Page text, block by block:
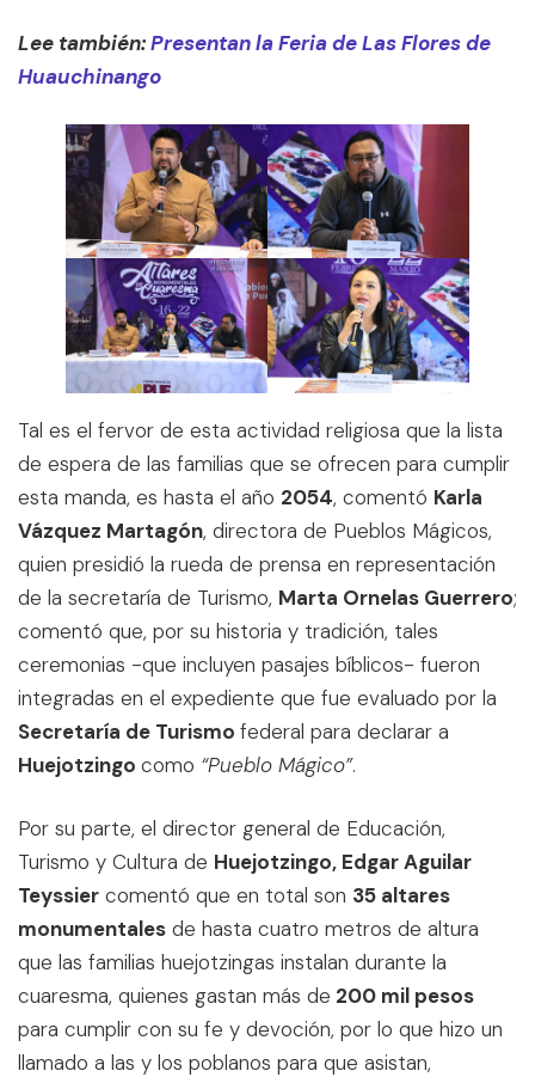
Lee también:Presentan la Feria de Las Flores de
Huauchinango
Tal es el fervor de esta actividad religiosa que la lista
de espera de las familias que se ofrecen para cumplir
esta manda, es hasta el año 2054, comentó Karla
Vázquez Martagón, directora de Pueblos Mágicos,
quien presidió la rueda de prensa en representación
de la secretaría de Turismo, Marta Ornelas Guerrero;
comentó que, por su historia y tradición, tales
ceremonias -que incluyen pasajes bíblicos- fueron
integradas en el expediente que fue evaluado por la
Secretaría de Turismo federal para declarar a
Huejotzingo como “Pueblo Mágico”.
Por su parte, el director general de Educación,
Turismo y Cultura de Huejotzingo, Edgar Aguilar
Teyssier comentó que en total son 35 altares
monumentales de hasta cuatro metros de altura
que las familias huejotzingas instalan durante la
cuaresma, quienes gastan más de 200 mil pesos
para cumplir con su fe y devoción, por lo que hizo un
llamado a las y los poblanos para que asistan,